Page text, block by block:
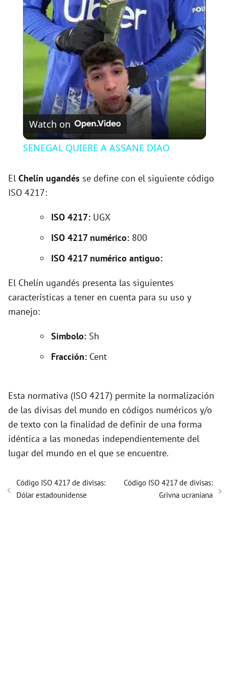
l
a
y
V
i
d
o
Watch on
SENEGAL QUIERE A ASSANE DIAO
El Chelín ugandés se define con el siguiente código
ISO 4217:
ISO 4217: UGX
ISO 4217 numérico: 800
ISO 4217 numérico antiguo:
El Chelín ugandés presenta las siguientes
características a tener en cuenta para su uso y
manejo:
Simbolo: Sh
Fracción: Cent
Esta normativa (ISO 4217) permite la normalización
de las divisas del mundo en códigos numéricos y/o
de texto con la finalidad de definir de una forma
idéntica a las monedas independientemente del
lugar del mundo en el que se encuentre.
Código ISO 4217 de divisas:
Dólar estadounidense
Código ISO 4217 de divisas:
Grivna ucraniana